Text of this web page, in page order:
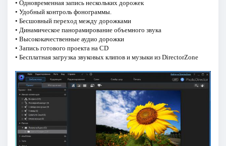
• Одновременная запись нескольких дорожек
• Удобный контроль фонограммы.
• Бесшовный переход между дорожками
• Динамическое панорамирование объемного звука
• Высококачественные аудио дорожки
• Запись готового проекта на CD
• Бесплатная загрузка звуковых клипов и музыки из DirectorZone